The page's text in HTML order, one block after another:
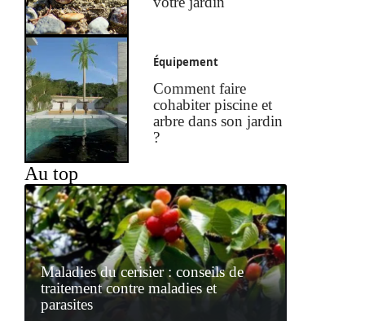
Équipement
Comment faire
cohabiter piscine et
arbre dans son jardin
?
Au top
Maladies du cerisier : conseils de
traitement contre maladies et
parasites